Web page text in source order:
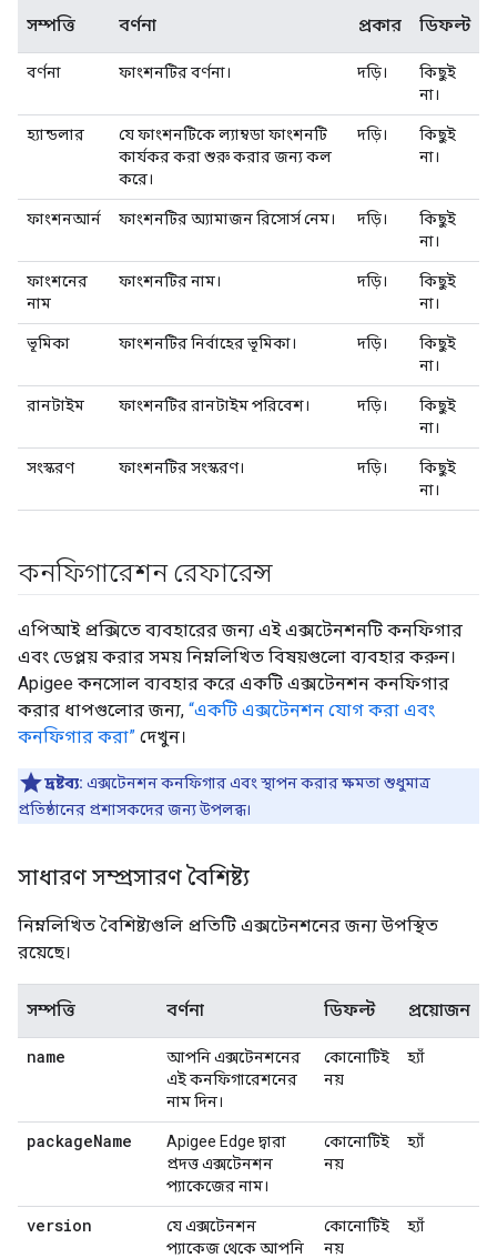
সম্পত্তি বর্ণনা প্রকার ডিফল্ট
বর্ণনা ফাংশনটির বর্ণনা। দড়ি।
কিছুই
না।
হ্যান্ডলার
যে ফাংশনটিকে ল্যাম্বডা ফাংশনটি
কার্যকর করা শুরু করার জন্য কল
করে।
দড়ি।
কিছুই
না।
ফাংশনআর্ন ফাংশনটির অ্যামাজন রিসোর্স নেম। দড়ি।
কিছুই
না।
ফাংশনের
নাম
ফাংশনটির নাম। দড়ি।
কিছুই
না।
ভূমিকা ফাংশনটির নির্বাহের ভূমিকা। দড়ি।
কিছুই
না।
রানটাইম ফাংশনটির রানটাইম পরিবেশ। দড়ি।
কিছুই
না।
সংস্করণ ফাংশনটির সংস্করণ। দড়ি।
কিছুই
না।
কনফিগারেশন রেফারেন্স
এপিআই প্রক্সিতে ব্যবহারের জন্য এই এক্সটেনশনটি কনফিগার
এবং ডেপ্লয় করার সময় নিম্নলিখিত বিষয়গুলো ব্যবহার করুন।
Apigee কনসোল ব্যবহার করে একটি এক্সটেনশন কনফিগার
করার ধাপগুলোর জন্য, “একটি এক্সটেনশন যোগ করা এবং
কনফিগার করা” দেখুন।
দ্রষ্টব্য: এক্সটেনশন কনফিগার এবং স্থাপন করার ক্ষমতা শুধুমাত্র
প্রতিষ্ঠানের প্রশাসকদের জন্য উপলব্ধ।
সাধারণ সম্প্রসারণ বৈশিষ্ট্য
নিম্নলিখিত বৈশিষ্ট্যগুলি প্রতিটি এক্সটেনশনের জন্য উপস্থিত
রয়েছে।
সম্পত্তি বর্ণনা ডিফল্ট প্রয়োজন
name
আপনি এক্সটেনশনের
এই কনফিগারেশনের
নাম দিন।
কোনোটিই
নয়
হ্যাঁ
packageName
Apigee Edge দ্বারা
প্রদত্ত এক্সটেনশন
প্যাকেজের নাম।
কোনোটিই
নয়
হ্যাঁ
version
যে এক্সটেনশন
প্যাকেজ থেকে আপনি
কোনোটিই
নয়
হ্যাঁ